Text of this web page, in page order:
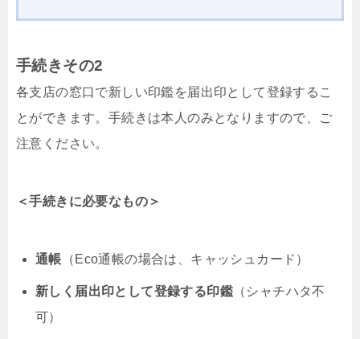
手続きその2
各支店の窓口で新しい印鑑を届出印として登録するこ
とができます。手続きは本人のみとなりますので、ご
注意ください。
＜手続きに必要なもの＞
通帳 （Eco通帳の場合は、キャッシュカード）
新しく届出印として登録する印鑑 （シャチハタ不
可）